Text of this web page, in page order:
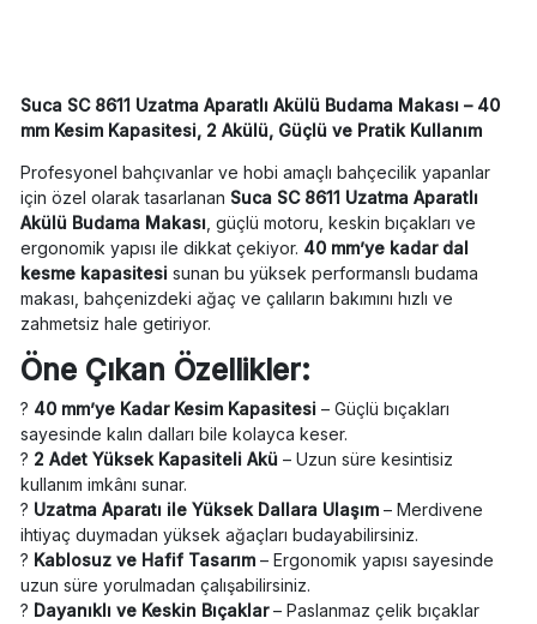
Suca SC 8611 Uzatma Aparatlı Akülü Budama Makası – 40
mm Kesim Kapasitesi, 2 Akülü, Güçlü ve Pratik Kullanım
Profesyonel bahçıvanlar ve hobi amaçlı bahçecilik yapanlar
için özel olarak tasarlanan Suca SC 8611 Uzatma Aparatlı
Akülü Budama Makası , güçlü motoru, keskin bıçakları ve
ergonomik yapısı ile dikkat çekiyor. 40 mm’ye kadar dal
kesme kapasitesi sunan bu yüksek performanslı budama
makası, bahçenizdeki ağaç ve çalıların bakımını hızlı ve
zahmetsiz hale getiriyor.
Öne Çıkan Özellikler:
? 40 mm’ye Kadar Kesim Kapasitesi – Güçlü bıçakları
sayesinde kalın dalları bile kolayca keser.
? 2 Adet Yüksek Kapasiteli Akü – Uzun süre kesintisiz
kullanım imkânı sunar.
? Uzatma Aparatı ile Yüksek Dallara Ulaşım– Merdivene
ihtiyaç duymadan yüksek ağaçları budayabilirsiniz.
? Kablosuz ve Hafif Tasarım– Ergonomik yapısı sayesinde
uzun süre yorulmadan çalışabilirsiniz.
? Dayanıklı ve Keskin Bıçaklar– Paslanmaz çelik bıçaklar